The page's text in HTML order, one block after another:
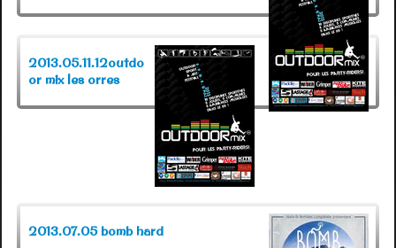
2013.05.11.12outdo
or mix les orres
2013.07.05 bomb hard